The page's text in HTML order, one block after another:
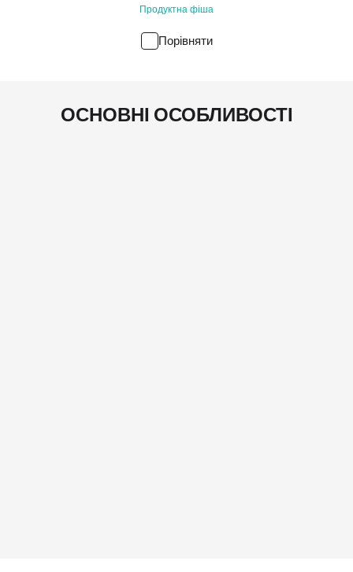
Продуктна фіша
Порівняти
ОСНОВНІ ОСОБЛИВОСТІ